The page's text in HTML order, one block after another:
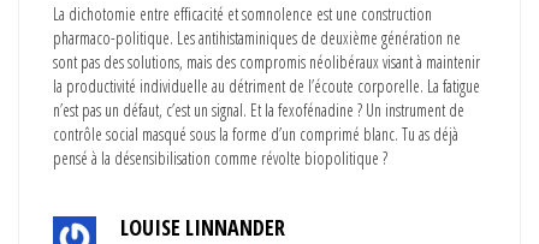
La dichotomie entre efficacité et somnolence est une construction
pharmaco-politique. Les antihistaminiques de deuxième génération ne
sont pas des solutions, mais des compromis néolibéraux visant à maintenir
la productivité individuelle au détriment de l’écoute corporelle. La fatigue
n’est pas un défaut, c’est un signal. Et la fexofénadine ? Un instrument de
contrôle social masqué sous la forme d’un comprimé blanc. Tu as déjà
pensé à la désensibilisation comme révolte biopolitique ?
LOUISE LINNANDER